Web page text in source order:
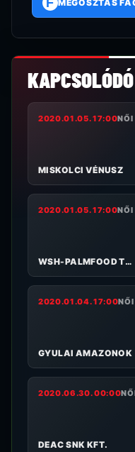
MEGOSZTÁS
2020.01.05. 17:00NŐI
MISKOLCI VÉNUSZ
2020.01.05. 17:00NŐI
WSH-PALMFOOD TOLNA-MÖZS
2020.01.04. 17:00NŐI
GYULAI AMAZONOK
2020.06.30. 00:00
DEAC SNK KFT.